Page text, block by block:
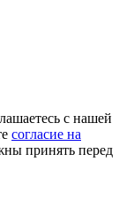
с нашей
согласие на
принять перед